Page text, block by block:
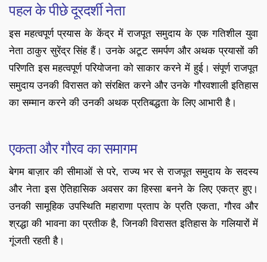
पहल के पीछे दूरदर्शी नेता
इस महत्वपूर्ण प्रयास के केंद्र में राजपूत समुदाय के एक गतिशील युवा
नेता ठाकुर सुरेंद्र सिंह हैं। उनके अटूट समर्पण और अथक प्रयासों की
परिणति इस महत्वपूर्ण परियोजना को साकार करने में हुई। संपूर्ण राजपूत
समुदाय उनकी विरासत को संरक्षित करने और उनके गौरवशाली इतिहास
का सम्मान करने की उनकी अथक प्रतिबद्धता के लिए आभारी है।
एकता और गौरव का समागम
बेगम बाज़ार की सीमाओं से परे, राज्य भर से राजपूत समुदाय के सदस्य
और नेता इस ऐतिहासिक अवसर का हिस्सा बनने के लिए एकत्र हुए।
उनकी सामूहिक उपस्थिति महाराणा प्रताप के प्रति एकता, गौरव और
श्रद्धा की भावना का प्रतीक है, जिनकी विरासत इतिहास के गलियारों में
गूंजती रहती है।